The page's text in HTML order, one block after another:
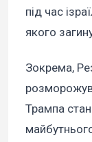
під час
якого
Зокрема,
Трампа